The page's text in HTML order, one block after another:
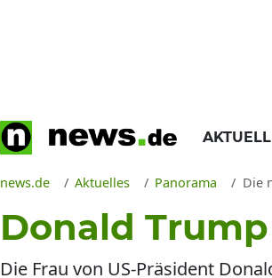
news.de Aktuelles Panorama Die
Donald
Die Frau von US-Präsident